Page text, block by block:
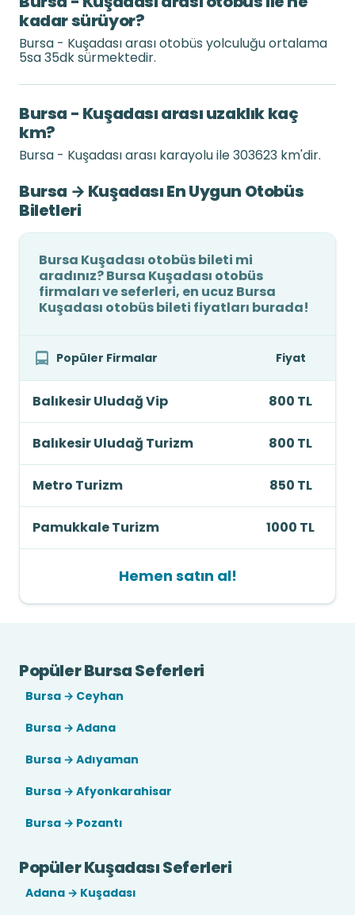
kadar sürüyor?
Bursa - Kuşadası arası otobüs yolculuğu ortalama
5sa 35dk sürmektedir.
Bursa - Kuşadası arası uzaklık kaç
km?
Bursa - Kuşadası arası karayolu ile 303623 km'dir.
Bursa → Kuşadası En Uygun Otobüs
Biletleri
Bursa Kuşadası otobüs bileti mi
aradınız? Bursa Kuşadası otobüs
firmaları ve seferleri, en ucuz Bursa
Kuşadası otobüs bileti fiyatları burada!
Popüler Firmalar Fiyat
Balıkesir Uludağ Vip 800 TL
Balıkesir Uludağ Turizm 800 TL
Metro Turizm 850 TL
Pamukkale Turizm 1000 TL
Hemen satın al!
Popüler Bursa Seferleri
Bursa → Ceyhan
Bursa → Adana
Bursa → Adıyaman
Bursa → Afyonkarahisar
Bursa → Pozantı
Popüler Kuşadası Seferleri
Adana → Kuşadası